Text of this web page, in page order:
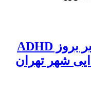
بررسی تاثیر آلودگی سرب بر بروز ADHD
شهر تهران